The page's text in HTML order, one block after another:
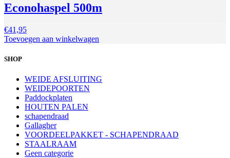
Econohaspel 500m
€41,95
Toevoegen aan winkelwagen
SHOP
WEIDE AFSLUITING
WEIDEPOORTEN
Paddockplaten
HOUTEN PALEN
schapendraad
Gallagher
VOORDEELPAKKET - SCHAPENDRAAD
STAALRAAM
Geen categorie